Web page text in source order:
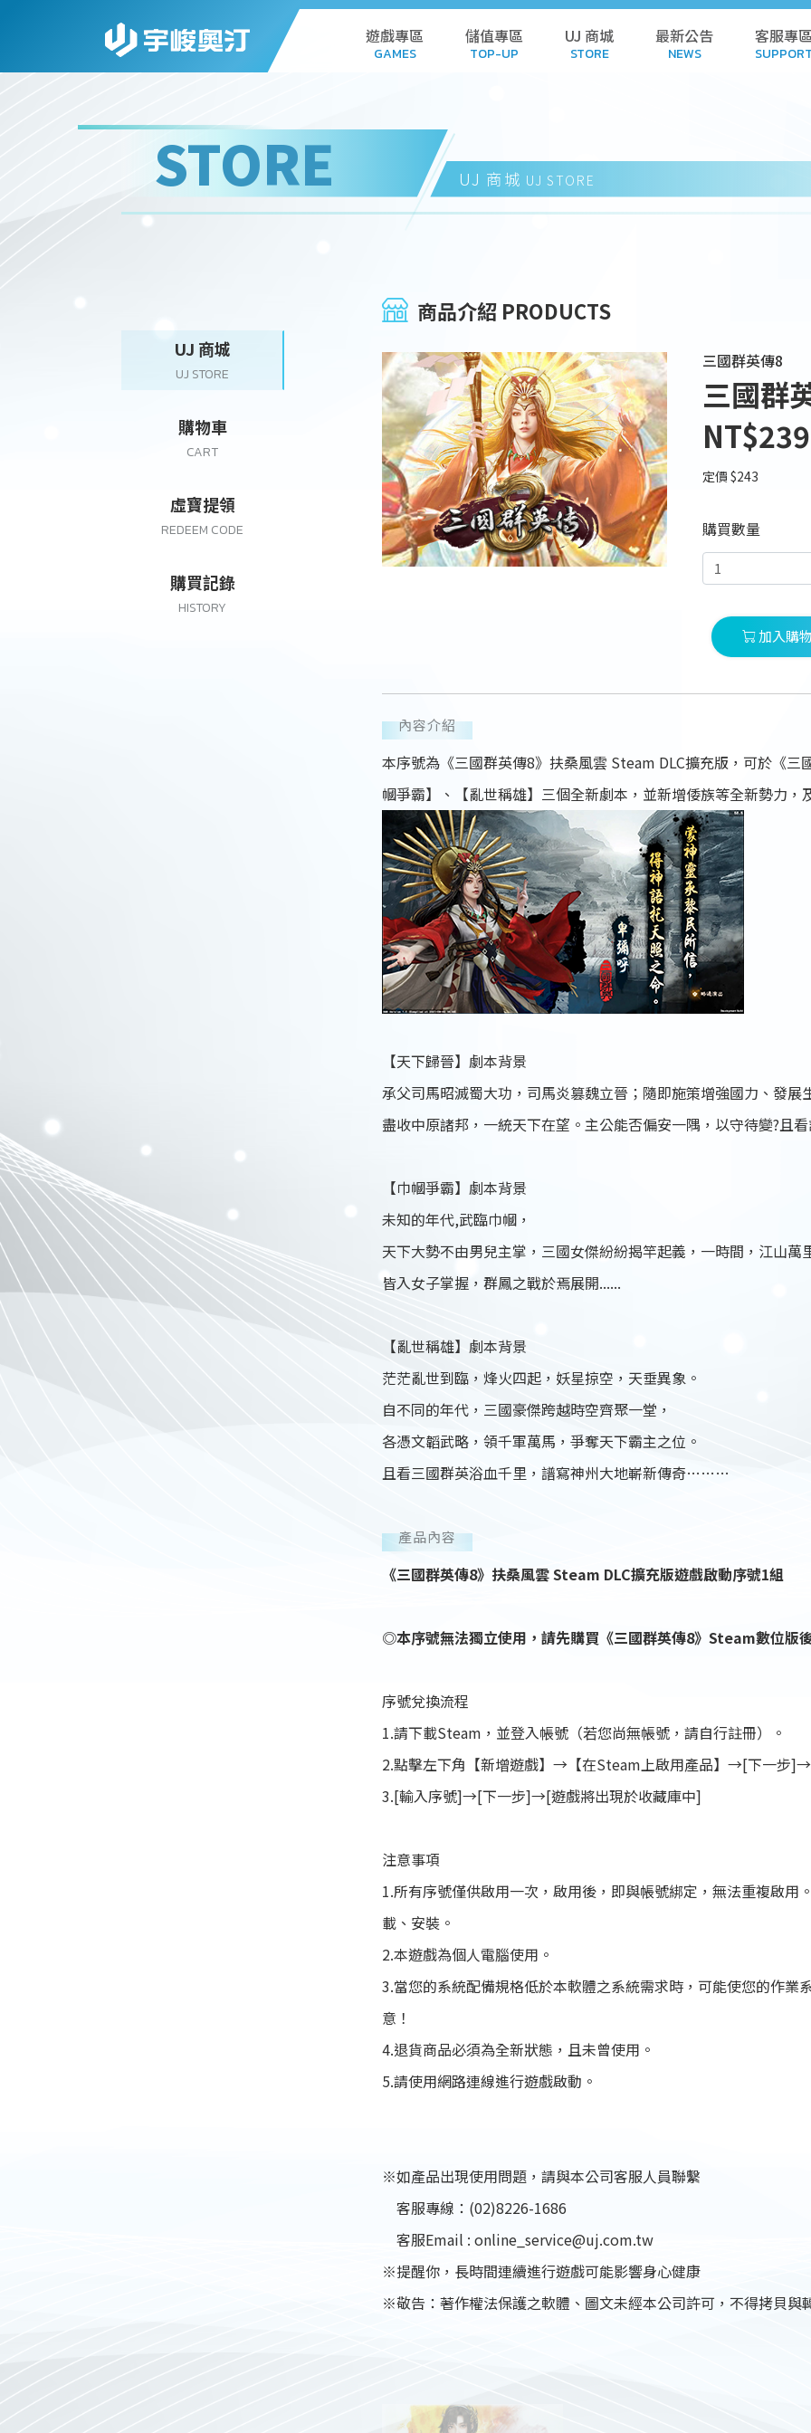
遊戲專區
GAMES
GAMES
PC GAMES
WEB GAMES
DOWNLOAD
儲值專區
TOP-UP
HISTORY
UJ 商城
STORE
CART
REDEEM CODE
最新公告
NEWS
客服專
STORE UJ 商城 UJ STORE
UJ 商城
UJ STORE
購物車
CART
虛寶提領
REDEEM CODE
購買記錄
HISTORY
商品介紹 PRODUCTS
三國群英傳8
三國群
NT$239
定價 $243
購買數量
加入購
內容介紹
本序號為《三國群英傳8》扶桑風雲 Steam DLC擴充版，可於《
幗爭霸】、【亂世稱雄】三個全新劇本，並新增倭族等全新勢力，
【天下歸晉】劇本背景
承父司馬昭滅蜀大功，司馬炎篡魏立晉；隨即施策增強國力、發展
盡收中原諸邦，一統天下在望。主公能否偏安一隅，以守待變?且
【巾幗爭霸】劇本背景
未知的年代,武臨巾幗，
天下大勢不由男兒主掌，三國女傑紛紛揭竿起義，一時間，江山萬
皆入女子掌握，群鳳之戰於焉展開......
【亂世稱雄】劇本背景
茫茫亂世到臨，烽火四起，妖星掠空，天垂異象。
自不同的年代，三國豪傑跨越時空齊聚一堂，
各憑文韜武略，領千軍萬馬，爭奪天下霸主之位。
且看三國群英浴血千里，譜寫神州大地嶄新傳奇………
產品內容
《三國群英傳8》扶桑風雲 Steam DLC擴充版遊戲啟動序號1組
◎本序號無法獨立使用，請先購買《三國群英傳8》Steam數位版
序號兌換流程
1.請下載Steam，並登入帳號（若您尚無帳號，請自行註冊）。
2.點擊左下角【新增遊戲】→【在Steam上啟用產品】→[下一步
3.[輸入序號]→[下一步]→[遊戲將出現於收藏庫中]
注意事項
1.所有序號僅供啟用一次，啟用後，即與帳號綁定，無法重複啟用
載、安裝。
2.本遊戲為個人電腦使用。
3.當您的系統配備規格低於本軟體之系統需求時，可能使您的作業
意！
4.退貨商品必須為全新狀態，且未曾使用。
5.請使用網路連線進行遊戲啟動。
※如產品出現使用問題，請與本公司客服人員聯繫
客服專線：(02)8226-1686
客服Email : online_service@uj.com.tw
※提醒你，長時間連續進行遊戲可能影響身心健康
※敬告：著作權法保護之軟體、圖文未經本公司許可，不得拷貝與